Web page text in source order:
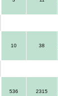
10 38
536 2315